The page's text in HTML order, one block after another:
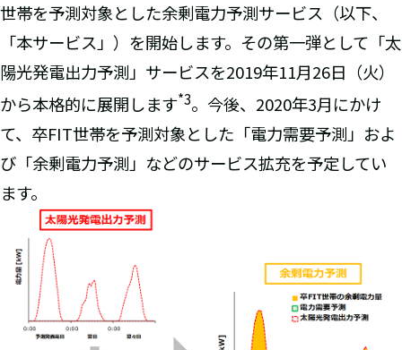
世帯を予測対象とした余剰電力予測サービス（以下、
「本サービス」）を開始します。その第一弾として「太
陽光発電出力予測」サービスを2019年11月26日（火）
から本格的に展開します*3。今後、2020年3月にかけ
て、卒FIT世帯を予測対象とした「電力需要予測」およ
び「余剰電力予測」などのサービス拡充を予定してい
ます。